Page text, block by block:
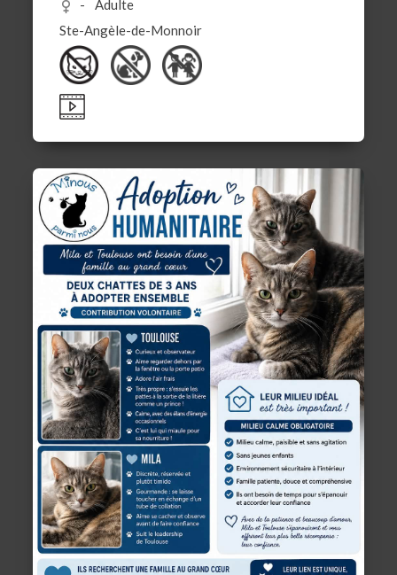
Adulte
Ste-Angèle-de-Monnoir